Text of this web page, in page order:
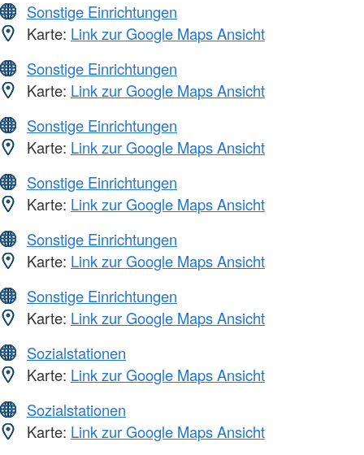
Sonstige Einrichtungen
Karte: Link zur Google Maps Ansicht
Sonstige Einrichtungen
Karte: Link zur Google Maps Ansicht
Sonstige Einrichtungen
Karte: Link zur Google Maps Ansicht
Sonstige Einrichtungen
Karte: Link zur Google Maps Ansicht
Sonstige Einrichtungen
Karte: Link zur Google Maps Ansicht
Sonstige Einrichtungen
Karte: Link zur Google Maps Ansicht
Sozialstationen
Karte: Link zur Google Maps Ansicht
Sozialstationen
Karte: Link zur Google Maps Ansicht